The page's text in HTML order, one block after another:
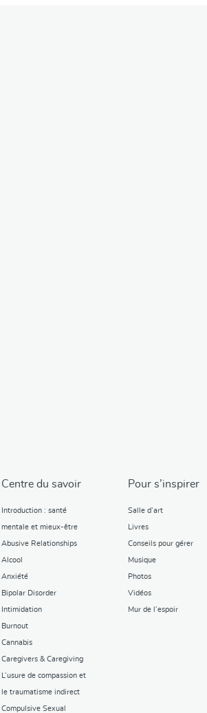
Centre du savoir
Introduction : santé
mentale et mieux-être
Abusive Relationships
Alcool
Anxiété
Bipolar Disorder
Intimidation
Burnout
Cannabis
Caregivers & Caregiving
L’usure de compassion et
le traumatisme indirect
Compulsive Sexual
Pour s’inspirer
Salle d’art
Livres
Conseils pour gérer
Musique
Photos
Vidéos
Mur de l’espoir